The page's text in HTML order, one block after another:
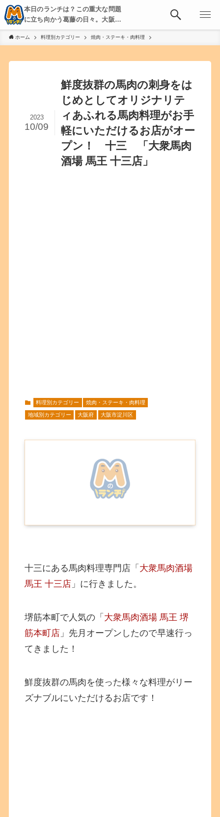
本日のランチは？この重大な問題
に立ち向かう葛藤の日々。大阪・
京都・神戸を中心とした食べ歩
き、飲み歩きを綴る。
ホーム 料理別カテゴリー 焼肉・ステーキ・肉料理
鮮度抜群の馬肉の刺身をは
じめとしてオリジナリテ
ィあふれる馬肉料理がお手
軽にいただけるお店がオー
プン！ 十三 「大衆馬肉
酒場 馬王 十三店」
2023
10/09
料理別カテゴリー 焼肉・ステーキ・肉料理
地域別カテゴリー 大阪府 大阪市淀川区
十三にある馬肉料理専門店「 大衆馬肉酒場
馬王 十三店 」に行きました。
堺筋本町で人気の「 大衆馬肉酒場 馬王 堺
筋本町店 」先月オープンしたので早速行っ
てきました！
鮮度抜群の馬肉を使った様々な料理がリー
ズナブルにいただけるお店です！